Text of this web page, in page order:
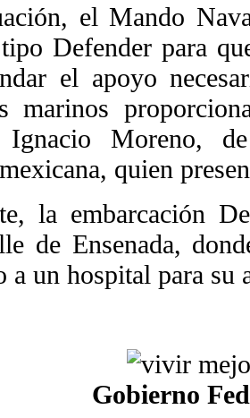
el Mando
Defender para
el apoyo
marinos
Ignacio Moreno,
quien
la embarcación
de Ensenada,
a un hospital para su
Gobierno